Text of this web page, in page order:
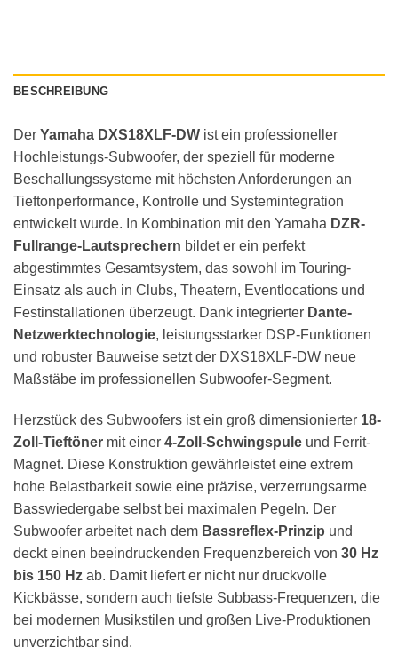
BESCHREIBUNG
Der Yamaha DXS18XLF-DW ist ein professioneller
Hochleistungs-Subwoofer, der speziell für moderne
Beschallungssysteme mit höchsten Anforderungen an
Tieftonperformance, Kontrolle und Systemintegration
entwickelt wurde. In Kombination mit den Yamaha DZR-
Fullrange-Lautsprechern bildet er ein perfekt
abgestimmtes Gesamtsystem, das sowohl im Touring-
Einsatz als auch in Clubs, Theatern, Eventlocations und
Festinstallationen überzeugt. Dank integrierter Dante-
Netzwerktechnologie, leistungsstarker DSP-Funktionen
und robuster Bauweise setzt der DXS18XLF-DW neue
Maßstäbe im professionellen Subwoofer-Segment.
Herzstück des Subwoofers ist ein groß dimensionierter 18-
Zoll-Tieftöner mit einer 4-Zoll-Schwingspule und Ferrit-
Magnet. Diese Konstruktion gewährleistet eine extrem
hohe Belastbarkeit sowie eine präzise, verzerrungsarme
Basswiedergabe selbst bei maximalen Pegeln. Der
Subwoofer arbeitet nach dem Bassreflex-Prinzip und
deckt einen beeindruckenden Frequenzbereich von 30 Hz
bis 150 Hz ab. Damit liefert er nicht nur druckvolle
Kickbässe, sondern auch tiefste Subbass-Frequenzen, die
bei modernen Musikstilen und großen Live-Produktionen
unverzichtbar sind.